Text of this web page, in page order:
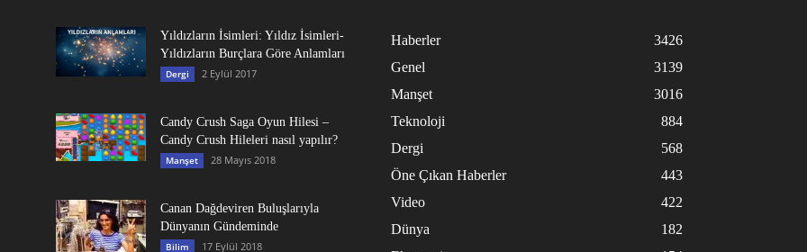
Yıldızların İsimleri: Yıldız İsimleri-
Yıldızların Burçlara Göre Anlamları
Dergi 2 Eylül 2017
Candy Crush Saga Oyun Hilesi –
Candy Crush Hileleri nasıl yapılır?
Manşet 28 Mayıs 2018
Canan Dağdeviren Buluşlarıyla
Dünyanın Gündeminde
Bilim 17 Eylül 2018
Haberler
3426
Genel
3139
Manşet
3016
Teknoloji
884
Dergi
568
Öne Çıkan Haberler
443
Video
422
Dünya
182